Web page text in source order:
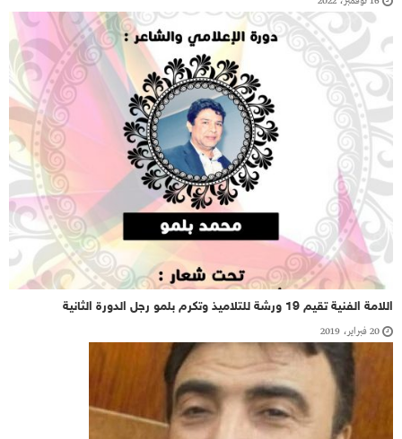
اللامة الفنية تقيم 19 ورشة للتلاميذ وتكرم بلمو رجل الدورة الثانية
20 فبراير، 2019